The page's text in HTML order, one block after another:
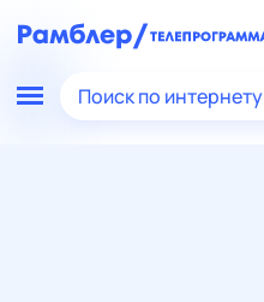
Поиск по интернету